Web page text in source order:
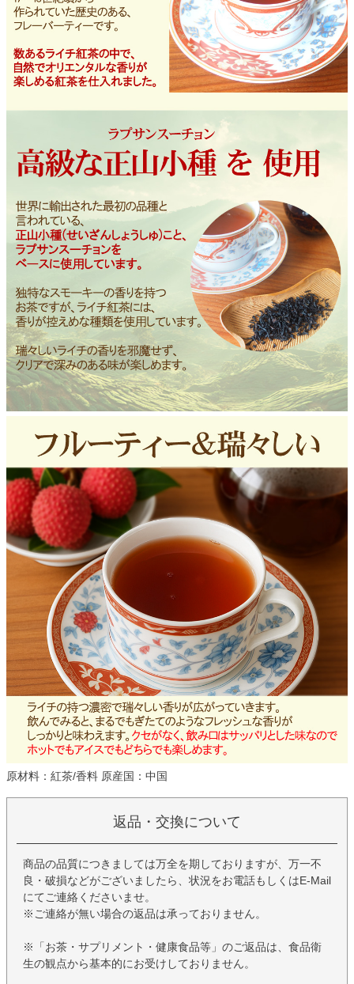
原材料：紅茶/香料 原産国：中国
返品・交換について
商品の品質につきましては万全を期しておりますが、万一不
良・破損などがございましたら、状況をお電話もしくはE-Mail
にてご連絡くださいませ。
※ご連絡が無い場合の返品は承っておりません。
※「お茶・サプリメント・健康食品等」のご返品は、食品衛
生の観点から基本的にお受けしておりません。